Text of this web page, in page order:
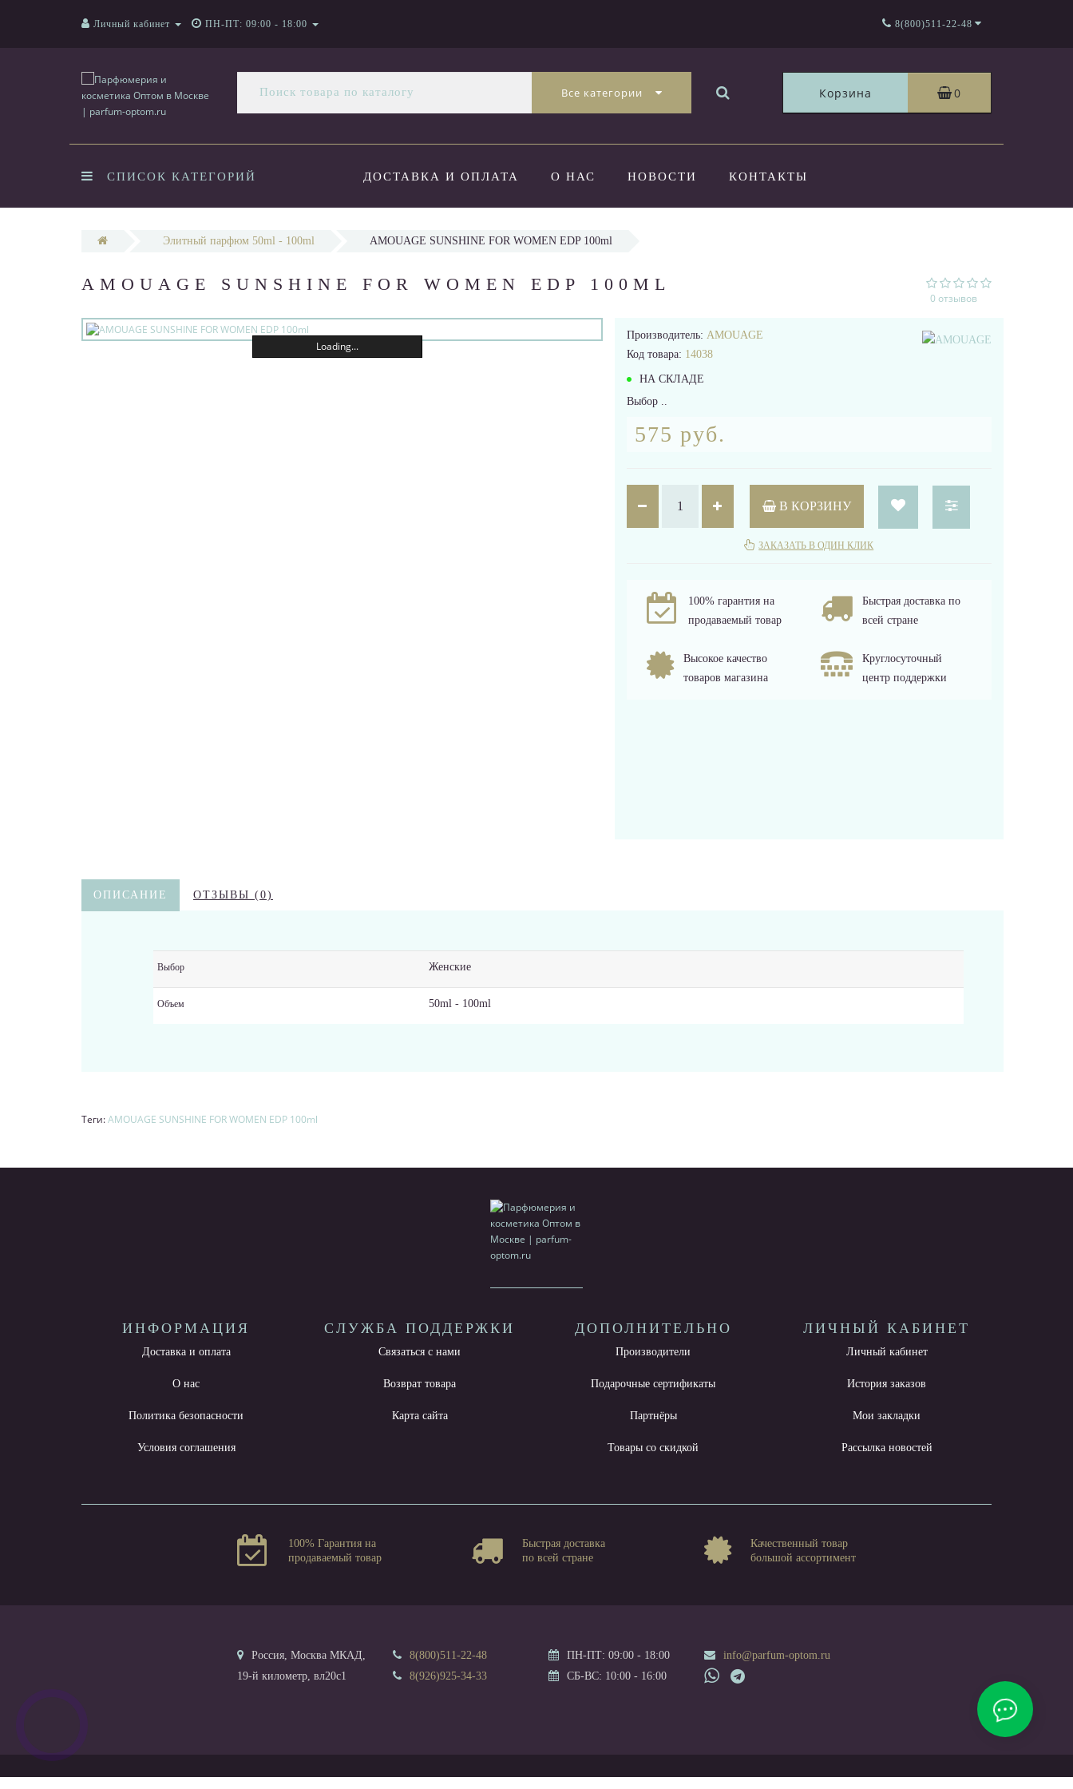
Личный кабинет ПН-ПТ: 09:00 - 18:00 8(800)511-22-48
Все категории Корзина 0
СПИСОК КАТЕГОРИЙ ДОСТАВКА И ОПЛАТА О НАС НОВОСТИ КОНТАКТЫ
Элитный парфюм 50ml - 100ml AMOUAGE SUNSHINE FOR WOMEN EDP 100ml
AMOUAGE SUNSHINE FOR WOMEN EDP 100ML
0 отзывов
Loading...
Производитель: AMOUAGE
Код товара: 14038
НА СКЛАДЕ
Выбор ..
575 руб.
В КОРЗИНУ
ЗАКАЗАТЬ В ОДИН КЛИК
100% гарантия на
продаваемый товар
Быстрая доставка по
всей стране
Высокое качество
товаров магазина
Круглосуточный
центр поддержки
ОПИСАНИЕ ОТЗЫВЫ (0)
Выбор Женские
Объем 50ml - 100ml
Теги:AMOUAGE SUNSHINE FOR WOMEN EDP 100ml
ИНФОРМАЦИЯ
Доставка и оплата
О нас
Политика безопасности
Условия соглашения
СЛУЖБА ПОДДЕРЖКИ
Связаться с нами
Возврат товара
Карта сайта
ДОПОЛНИТЕЛЬНО
Производители
Подарочные сертификаты
Партнёры
Товары со скидкой
ЛИЧНЫЙ КАБИНЕТ
Личный кабинет
История заказов
Мои закладки
Рассылка новостей
100% Гарантия на
продаваемый товар
Быстрая доставка
по всей стране
Качественный товар
большой ассортимент
Россия, Москва МКАД,
19-й километр, вл20с1
8(800)511-22-48
8(926)925-34-33
ПН-ПТ: 09:00 - 18:00
СБ-ВС: 10:00 - 16:00
info@parfum-optom.ru